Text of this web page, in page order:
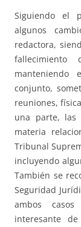
Siguiendo el
algunos
redactora,
fallecimiento
manteniendo
conjunto,
reuniones,
una parte, las
materia
Tribunal
incluyendo
También se
Seguridad
ambos
interesante